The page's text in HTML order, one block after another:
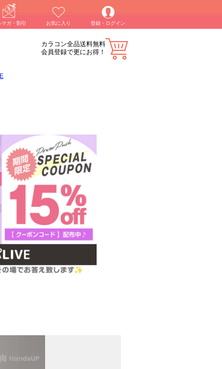
ガ・割引 お気に入り 登録・ログイン
カラコン全品送料無料
会員登録で更にお得！